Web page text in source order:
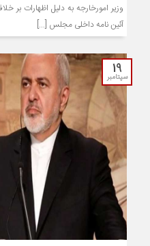
آئین نامه داخلی مجلس [...]
19
سپتامبر